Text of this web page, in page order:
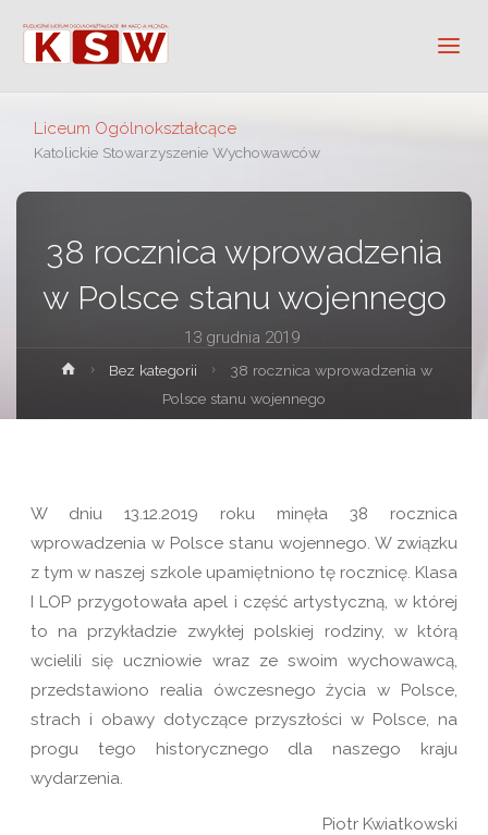
Liceum Ogólnokształcące
Katolickie Stowarzyszenie Wychowawców
38 rocznica wprowadzenia
w Polsce stanu wojennego
13 grudnia 2019
StronaBez kategorii
38 rocznica wprowadzenia w
Polsce stanu wojennego
W dniu 13.12.2019 roku minęła 38 rocznica
wprowadzenia w Polsce stanu wojennego. W związku
z tym w naszej szkole upamiętniono tę rocznicę. Klasa
I LOP przygotowała apel i część artystyczną, w której
to na przykładzie zwykłej polskiej rodziny, w którą
wcielili się uczniowie wraz ze swoim wychowawcą,
przedstawiono realia ówczesnego życia w Polsce,
strach i obawy dotyczące przyszłości w Polsce, na
progu tego historycznego dla naszego kraju
wydarzenia.
Piotr Kwiatkowski